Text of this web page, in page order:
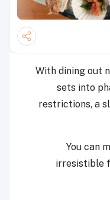
With dining out
sets into
restrictions, a
You can
irresistible